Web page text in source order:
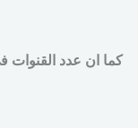
كما ان عدد القنوات